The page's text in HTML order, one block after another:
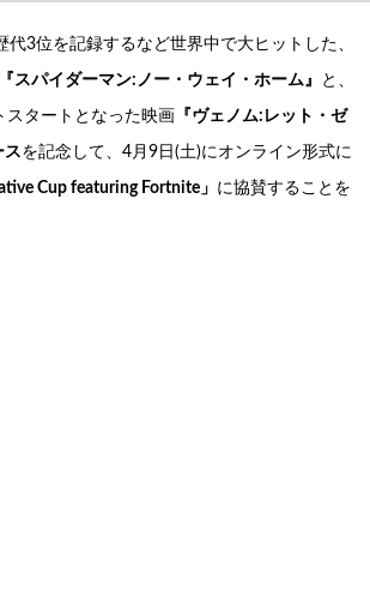
3位を記録するなど世界中で大ヒットした、
『スパイダーマン:ノー・ウェイ・ホーム』 と、
タートとなった映画 『ヴェノム:レット・ゼ
スを記念して、4月9日(土)にオンライン形式に
Cup featuring Fortnite」 に協賛することを